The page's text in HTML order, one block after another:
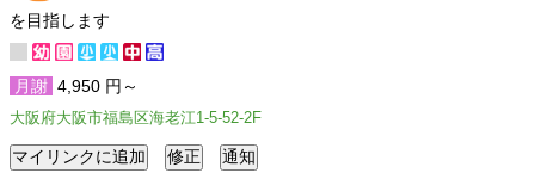
を目指します
月謝 4,950 円～
大阪府大阪市福島区海老江1-5-52-2F